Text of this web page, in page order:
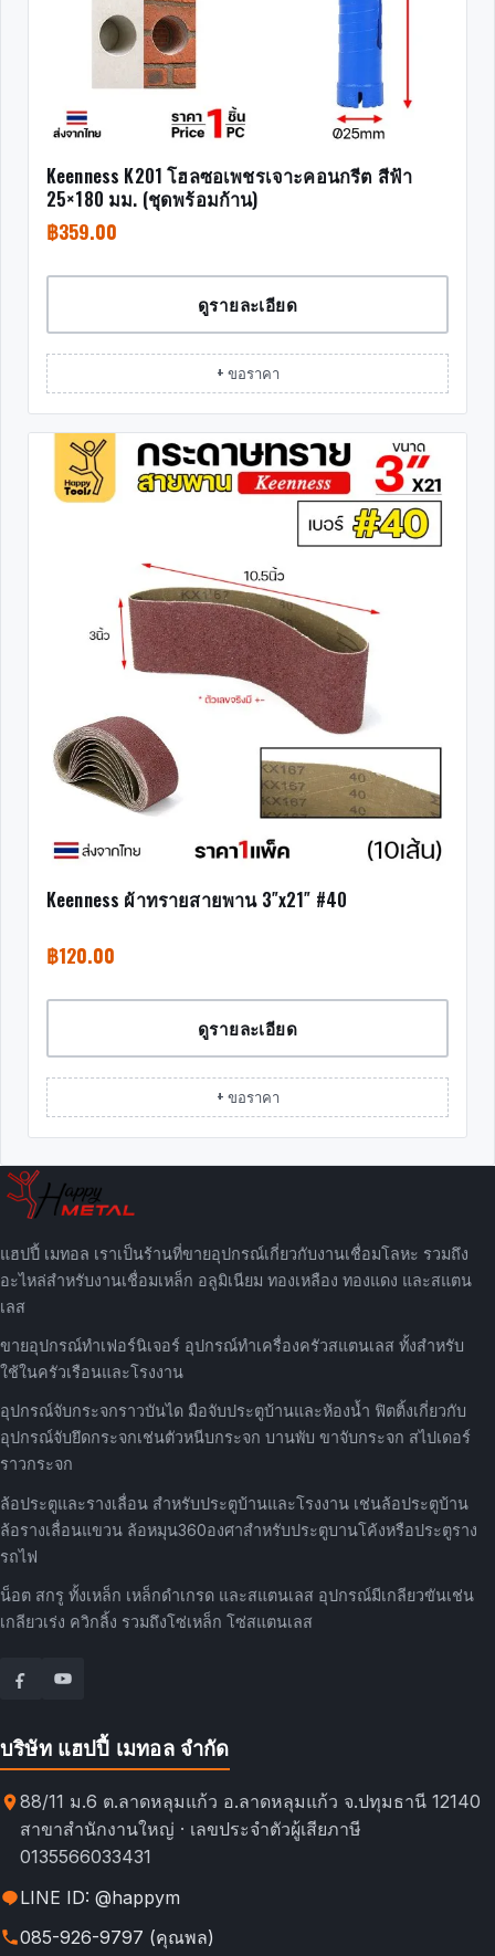
Keenness K201 โฮลซอเพชรเจาะคอนกรีต สีฟ้า
25×180 มม. (ชุดพร้อมก้าน)
฿359.00
ดูรายละเอียด
+ ขอราคา
Keenness ผ้าทรายสายพาน 3″x21″ #40
฿120.00
ดูรายละเอียด
+ ขอราคา
แฮปปี้ เมทอล เราเป็นร้านที่ขายอุปกรณ์เกี่ยวกับงานเชื่อมโลหะ รวมถึง
อะไหล่สำหรับงานเชื่อมเหล็ก อลูมิเนียม ทองเหลือง ทองแดง และสแตน
เลส
ขายอุปกรณ์ทำเฟอร์นิเจอร์ อุปกรณ์ทำเครื่องครัวสแตนเลส ทั้งสำหรับ
ใช้ในครัวเรือนและโรงงาน
อุปกรณ์จับกระจกราวบันได มือจับประตูบ้านและห้องน้ำ ฟิตติ้งเกี่ยวกับ
อุปกรณ์จับยึดกระจกเช่นตัวหนีบกระจก บานพับ ขาจับกระจก สไปเดอร์
ราวกระจก
ล้อประตูและรางเลื่อน สำหรับประตูบ้านและโรงงาน เช่นล้อประตูบ้าน
ล้อรางเลื่อนแขวน ล้อหมุน360องศาสำหรับประตูบานโค้งหรือประตูราง
รถไฟ
น็อต สกรู ทั้งเหล็ก เหล็กดำเกรด และสแตนเลส อุปกรณ์มีเกลียวขันเช่น
เกลียวเร่ง ควิกลิ้ง รวมถึงโซ่เหล็ก โซ่สแตนเลส
บริษัท แฮปปี้ เมทอล จำกัด
88/11 ม.6 ต.ลาดหลุมแก้ว อ.ลาดหลุมแก้ว จ.ปทุมธานี 12140
สาขาสำนักงานใหญ่ · เลขประจำตัวผู้เสียภาษี
0135566033431
LINE ID: @happym
085-926-9797 (คุณพล)